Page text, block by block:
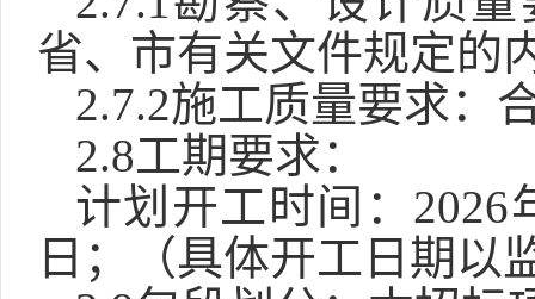
省、市有关文件规定的
2.7.2施工质量要求：
2.8工期要求：
计划开工时间： 2026
日；（具体开工日期以